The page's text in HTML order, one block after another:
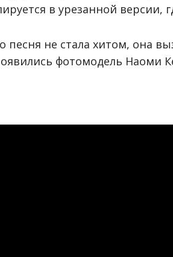
в урезанной версии,
песня не стала хитом, она
фотомодель Наоми